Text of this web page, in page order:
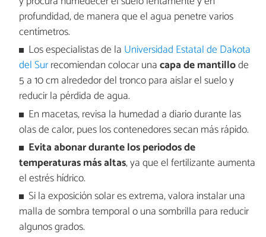
profundidad, de manera que el agua penetre varios
centímetros.
Los especialistas de la Universidad Estatal de Dakota
del Surrecomiendan colocar unacapa de mantillode
5 a 10 cm alrededor del tronco para aislar el suelo y
reducir la pérdida de agua.
En macetas, revisa la humedad a diario durante las
olas de calor, pues los contenedores secan más rápido.
Evita abonar durante los periodos de
temperaturas más altas, ya que el fertilizante aumenta
el estrés hídrico.
Si la exposición solar es extrema, valora instalar una
malla de sombra temporal o una sombrilla para reducir
algunos grados.